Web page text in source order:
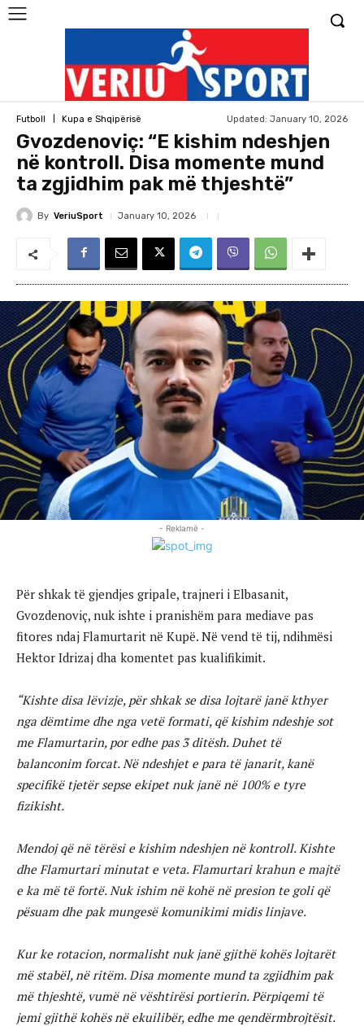
Futboll Kupa e Shqipërisë Updated: January 10, 2026
Gvozdenoviç: “E kishim ndeshjen
në kontroll. Disa momente mund
ta zgjidhim pak më thjeshtë”
By VeriuSport January 10, 2026
- Reklamë -
Për shkak të gjendjes gripale, trajneri i Elbasanit,
Gvozdenoviç, nuk ishte i pranishëm para mediave pas
fitores ndaj Flamurtarit në Kupë. Në vend të tij, ndihmësi
Hektor Idrizaj dha komentet pas kualifikimit.
“Kishte disa lëvizje, për shkak se disa lojtarë janë kthyer
nga dëmtime dhe nga vetë formati, që kishim ndeshje sot
me Flamurtarin, por edhe pas 3 ditësh. Duhet të
balanconim forcat. Në ndeshjet e para të janarit, kanë
specifikë tjetër sepse ekipet nuk janë në 100% e tyre
fizikisht.
Mendoj që në tërësi e kishim ndeshjen në kontroll. Kishte
dhe Flamurtari minutat e veta. Flamurtari krahun e majtë
e ka më të fortë. Nuk ishim në kohë në presion te goli që
pësuam dhe pak mungesë komunikimi midis linjave.
Kur ke rotacion, normalisht nuk janë gjithë kohës lojtarët
më stabël, në ritëm. Disa momente mund ta zgjidhim pak
më thjeshtë, vumë në vështirësi portierin. Përpiqemi të
jemi gjithë kohës në ekuilibër, edhe me qendërmbrojtësit.